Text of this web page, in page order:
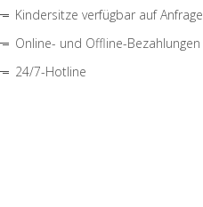
Kindersitze verfügbar auf Anfrage
Online- und Offline-Bezahlungen
24/7-Hotline